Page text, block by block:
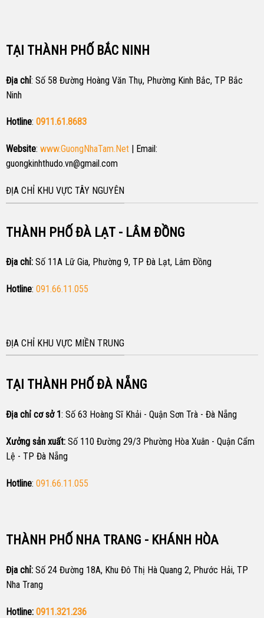
TẠI THÀNH PHỐ BẮC NINH
Địa chỉ: Số 58 Đường Hoàng Văn Thụ, Phường Kinh Bắc, TP Bắc
Ninh
Hotline: 0911.61.8683
Website: www.GuongNhaTam.Net| Email:
guongkinhthudo.vn@gmail.com
ĐỊA CHỈ KHU VỰC TÂY NGUYÊN
THÀNH PHỐ ĐÀ LẠT - LÂM ĐỒNG
Địa chỉ:Số 11A Lữ Gia, Phường 9, TP Đà Lạt, Lâm Đồng
Hotline: 091.66.11.055
ĐỊA CHỈ KHU VỰC MIỀN TRUNG
TẠI THÀNH PHỐ ĐÀ NẴNG
Địa chỉ cơ sở 1: Số 63 Hoàng Sĩ Khải - Quận Sơn Trà - Đà Nẵng
Xưởng sản xuất:Số 110 Đường 29/3 Phường Hòa Xuân - Quận Cẩm
Lệ - TP Đà Nẵng
Hotline: 091.66.11.055
THÀNH PHỐ NHA TRANG - KHÁNH HÒA
Địa chỉ:Số 24 Đường 18A, Khu Đô Thị Hà Quang 2, Phước Hải, TP
Nha Trang
Hotline: 0911.321.236